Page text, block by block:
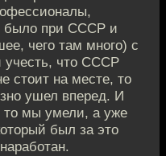
было при СССР и
чего там много) с
учесть, что СССР
стоит на месте, то
ушел вперед. И
то мы умели, а уже
был за это